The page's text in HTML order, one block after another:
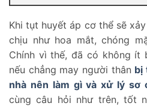
Khi tụt huyết áp cơ thể sẽ
chịu như hoa mắt, chóng
Chính vì thế, đã có không ít
nếu chẳng may người thân bị
nhà nên làm gì và xử lý sơ
cùng câu hỏi như trên, tốt